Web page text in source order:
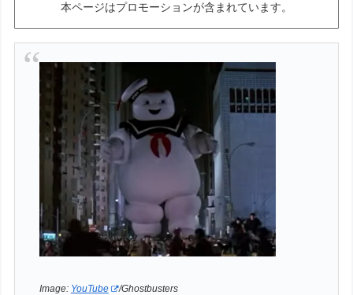
本ページはプロモーションが含まれています。
Image: YouTube /Ghostbusters